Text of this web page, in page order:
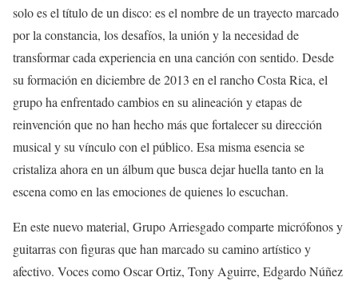
solo es el título de un disco: es el nombre de un trayecto marcado
por la constancia, los desafíos, la unión y la necesidad de
transformar cada experiencia en una canción con sentido. Desde
su formación en diciembre de 2013 en el rancho Costa Rica, el
grupo ha enfrentado cambios en su alineación y etapas de
reinvención que no han hecho más que fortalecer su dirección
musical y su vínculo con el público. Esa misma esencia se
cristaliza ahora en un álbum que busca dejar huella tanto en la
escena como en las emociones de quienes lo escuchan.
En este nuevo material, Grupo Arriesgado comparte micrófonos y
guitarras con figuras que han marcado su camino artístico y
afectivo. Voces como Oscar Ortiz, Tony Aguirre, Edgardo Núñez